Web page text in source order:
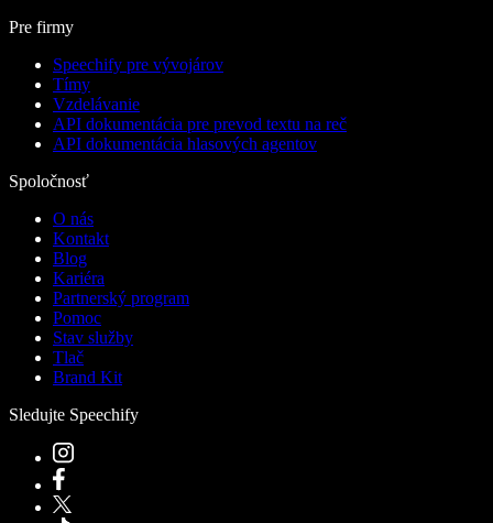
Pre firmy
Speechify pre vývojárov
Tímy
Vzdelávanie
API dokumentácia pre prevod textu na reč
API dokumentácia hlasových agentov
Spoločnosť
O nás
Kontakt
Blog
Kariéra
Partnerský program
Pomoc
Stav služby
Tlač
Brand Kit
Sledujte Speechify